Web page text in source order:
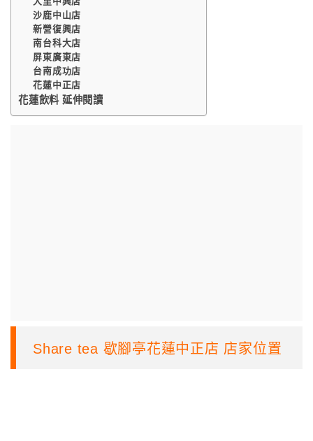
大里中興店
沙鹿中山店
新營復興店
南台科大店
屏東廣東店
台南成功店
花蓮中正店
花蓮飲料 延伸閱讀
Share tea 歇腳亭花蓮中正店 店家位置